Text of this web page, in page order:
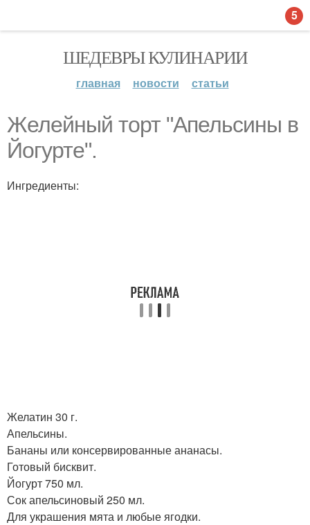
ШЕДЕВРЫ КУЛИНАРИИ
главная новости статьи
Желейный торт "Апельсины в
Йогурте".
Ингредиенты:
Желатин 30 г.
Апельсины.
Бананы или консервированные ананасы.
Готовый бисквит.
Йогурт 750 мл.
Сок апельсиновый 250 мл.
Для украшения мята и любые ягодки.
5